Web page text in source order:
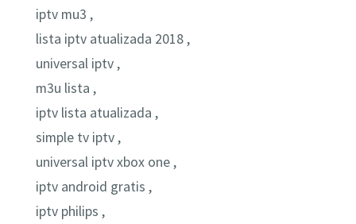
iptv mu3 ,
lista iptv atualizada 2018 ,
universal iptv ,
m3u lista ,
iptv lista atualizada ,
simple tv iptv ,
universal iptv xbox one ,
iptv android gratis ,
iptv philips ,